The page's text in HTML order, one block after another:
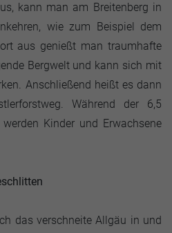
kann man am Breitenberg in
wie zum Beispiel dem
aus genießt man traumhafte
Bergwelt und kann sich mit
Anschließend heißt es dann
Während der 6,5
Kinder und Erwachsene
das verschneite Allgäu in und